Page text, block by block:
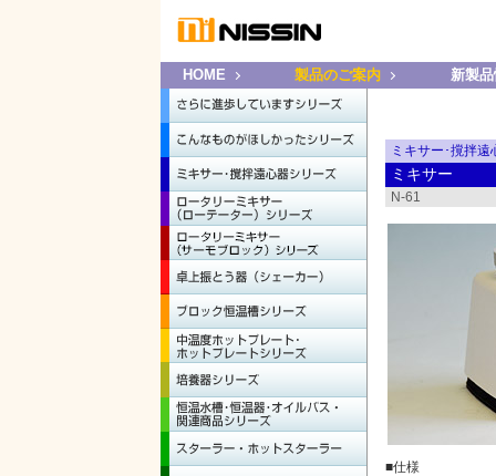
HOME 製品のご案内 新製
ミキサー･撹拌
ミキサー
N-61
■仕様